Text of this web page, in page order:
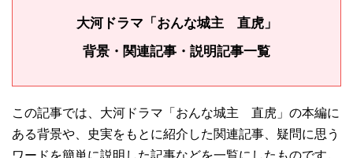
大河ドラマ「おんな城主 直虎」
背景・関連記事・説明記事一覧
この記事では、大河ドラマ「おんな城主 直虎」の本編に
ある背景や、史実をもとに紹介した関連記事、疑問に思う
ワードを簡単に説明した記事などを一覧にしたものです。